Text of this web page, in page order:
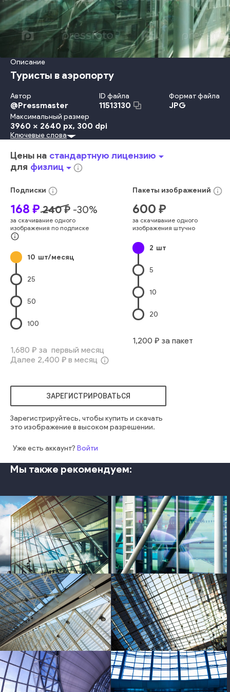
Описание
Туристы в аэропорту
Автор
@Pressmaster
ID файла
11513130
Формат файла
JPG
Максимальный размер
3960 x 2640 px, 300 dpi
Путешествовать Перевозка
Путешествие Сталь Строительство Окно
Потолок
Пассажир
Посадка На Борт
Городское Место Действия
Структура Здания
Офисное Здание
Люди Путешествуют Прихожая
Строительная Отрасль
человек закрытый
путешествие
прохожий
Ключевые слова
Цены на стандартную лицензиюarrow_drop_down
для физлицarrow_drop_downinfo_outline
Подписки info_outline
168 ₽ 240₽ -30%
за скачивание одного
изображения по подписке
info_outline
10 шт/месяц
25
50
100
1,680 ₽ за первый месяц
Далее 2,400 ₽ в месяц info_outline
Пакеты изображений info_outline
600 ₽
за скачивание одного
изображения штучно
2 шт
5
10
20
1,200 ₽ за пакет
ЗАРЕГИСТРИРОВАТЬСЯ
Зарегистрируйтесь, чтобы купить и скачать
это изображение в высоком разрешении.
Уже есть аккаунт? Войти
Мы также рекомендуем:
photo photo
photo photo